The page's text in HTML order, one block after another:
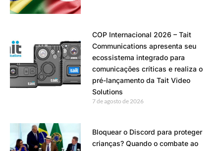
COP Internacional 2026 – Tait
Communications apresenta seu
ecossistema integrado para
comunicações críticas e realiza o
pré-lançamento da Tait Video
Solutions
7 de agosto de 2026
Bloquear o Discord para proteger
crianças? Quando o combate ao